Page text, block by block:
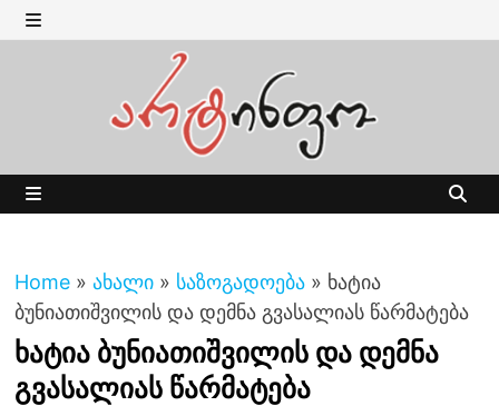
Skip
to MENU
Home » ახალი » საზოგადოება » ხატია
ბუნიათიშვილის და დემნა გვასალიას წარმატება
ხატია ბუნიათიშვილის და დემნა
გვასალიას წარმატება